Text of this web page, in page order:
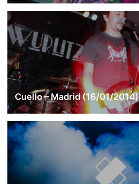
Cuello – Madrid (16/01/2014)